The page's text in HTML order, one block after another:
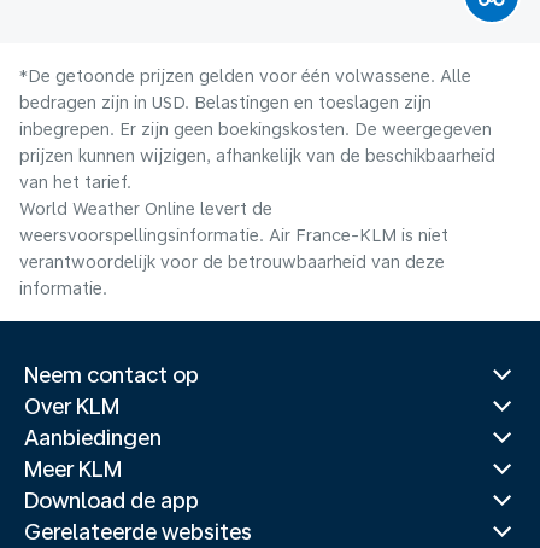
*De getoonde prijzen gelden voor één volwassene. Alle
bedragen zijn in USD. Belastingen en toeslagen zijn
inbegrepen. Er zijn geen boekingskosten. De weergegeven
prijzen kunnen wijzigen, afhankelijk van de beschikbaarheid
van het tarief.
World Weather Online levert de
weersvoorspellingsinformatie. Air France-KLM is niet
verantwoordelijk voor de betrouwbaarheid van deze
informatie.
Neem contact op
Over KLM
Aanbiedingen
Meer KLM
Download de app
Gerelateerde websites